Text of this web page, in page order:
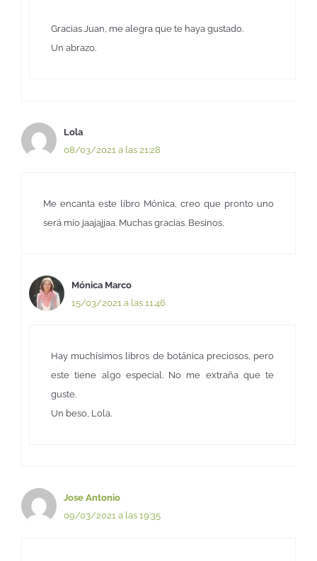
Gracias Juan, me alegra que te haya gustado.
Un abrazo.
Lola
08/03/2021 a las 21:28
Me encanta este libro Mónica, creo que pronto uno
será mío jaajajjaa. Muchas gracias. Besinos.
Mónica Marco
15/03/2021 a las 11:46
Hay muchísimos libros de botánica preciosos, pero
este tiene algo especial. No me extraña que te
guste.
Un beso, Lola.
Jose Antonio
09/03/2021 a las 19:35